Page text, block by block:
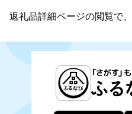
返礼品詳細ページの閲覧で